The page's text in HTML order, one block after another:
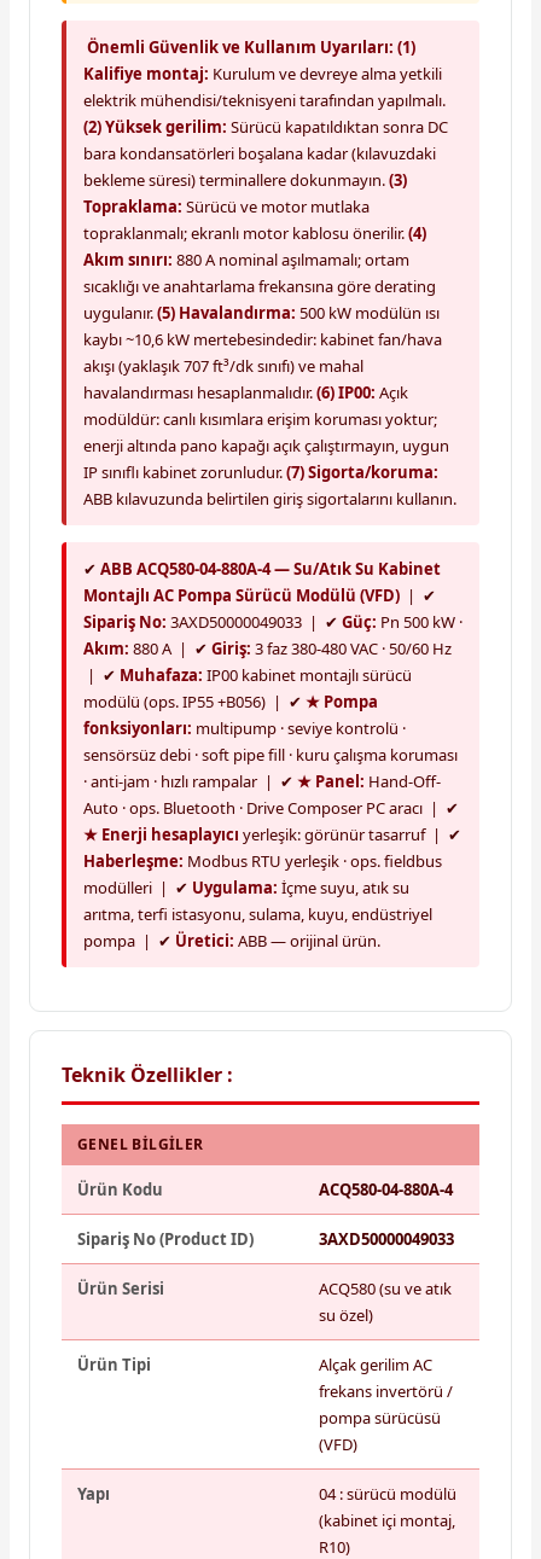
Önemli Güvenlik ve Kullanım Uyarıları: (1)
Kalifiye montaj: Kurulum ve devreye alma yetkili
elektrik mühendisi/teknisyeni tarafından yapılmalı.
(2) Yüksek gerilim: Sürücü kapatıldıktan sonra DC
bara kondansatörleri boşalana kadar (kılavuzdaki
bekleme süresi) terminallere dokunmayın.(3)
Topraklama: Sürücü ve motor mutlaka
topraklanmalı; ekranlı motor kablosu önerilir.(4)
Akım sınırı: 880 A nominal aşılmamalı; ortam
sıcaklığı ve anahtarlama frekansına göre derating
uygulanır.(5) Havalandırma: 500 kW modülün ısı
kaybı ~10,6 kW mertebesindedir: kabinet fan/hava
akışı (yaklaşık 707 ft³/dk sınıfı) ve mahal
havalandırması hesaplanmalıdır.(6) IP00: Açık
modüldür: canlı kısımlara erişim koruması yoktur;
enerji altında pano kapağı açık çalıştırmayın, uygun
IP sınıflı kabinet zorunludur.(7) Sigorta/koruma:
ABB kılavuzunda belirtilen giriş sigortalarını kullanın.
✔ ABB ACQ580-04-880A-4 — Su/Atık Su Kabinet
Montajlı AC Pompa Sürücü Modülü (VFD) | ✔
Sipariş No: 3AXD50000049033 | ✔ Güç: Pn 500 kW ·
Akım: 880 A | ✔ Giriş: 3 faz 380-480 VAC · 50/60 Hz
| ✔ Muhafaza: IP00 kabinet montajlı sürücü
modülü (ops. IP55 +B056) | ✔ ★ Pompa
fonksiyonları: multipump · seviye kontrolü ·
sensörsüz debi · soft pipe fill · kuru çalışma koruması
· anti-jam · hızlı rampalar | ✔ ★ Panel: Hand-Off-
Auto · ops. Bluetooth · Drive Composer PC aracı | ✔
★ Enerji hesaplayıcı yerleşik: görünür tasarruf | ✔
Haberleşme: Modbus RTU yerleşik · ops. fieldbus
modülleri | ✔ Uygulama: İçme suyu, atık su
arıtma, terfi istasyonu, sulama, kuyu, endüstriyel
pompa | ✔ Üretici: ABB — orijinal ürün.
Teknik Özellikler :
GENEL BILGILER
Ürün Kodu ACQ580-04-880A-4
Sipariş No (Product ID) 3AXD50000049033
Ürün Serisi
ACQ580 (su ve atık
su özel)
Ürün Tipi
Alçak gerilim AC
frekans invertörü /
pompa sürücüsü
(VFD)
Yapı
04 : sürücü modülü
(kabinet içi montaj,
R10)